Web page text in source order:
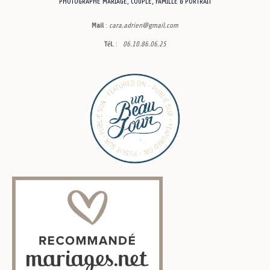
Mail:cara.adrien@gmail.com
Tél.: 06.10.86.06.25